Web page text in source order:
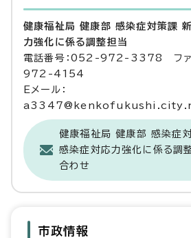
健康福祉局 健康部 感染症対策課
力強化に係る調整担当
電話番号：052-972-3378 ファ
972-4154
Eメール：
健康福祉局 健康部 感染症
感染症対応力強化に係る調
合わせ
市政情報